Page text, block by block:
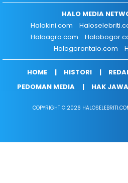
HALO MEDIA
Halokini.com
Haloagro.com
Halogorontalo.com
HOME HISTORI
PEDOMAN MEDIA
HAK
COPYRIGHT © 2026